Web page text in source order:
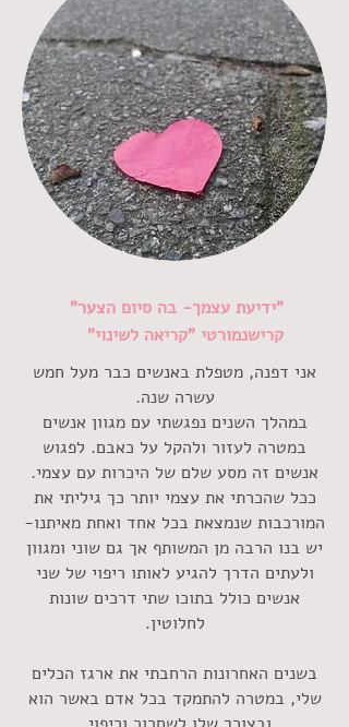
"ידיעת עצמך- בה סיום הצער"
קרישנמורטי "קריאה לשינוי"
אני דפנה, מטפלת באנשים כבר מעל חמש
עשרה שנה.
במהלך השנים נפגשתי עם מגוון אנשים
במטרה לעזור ולהקל על כאבם. לפגוש
אנשים זה מסע שלם של היכרות עם עצמי.
ככל שהכרתי את עצמי יותר כך גיליתי את
המורכבות שנמצאת בכל אחד ואחת מאיתנו-
יש בנו הרבה מן המשותף אך גם שוני ומגוון
ולעתים הדרך להגיע לאותו ריפוי של שני
אנשים כולל בתוכו שתי דרכים שונות
לחלוטין.
בשנים האחרונות הרחבתי את ארגז הכלים
שלי, במטרה להתמקד בכל אדם באשר הוא